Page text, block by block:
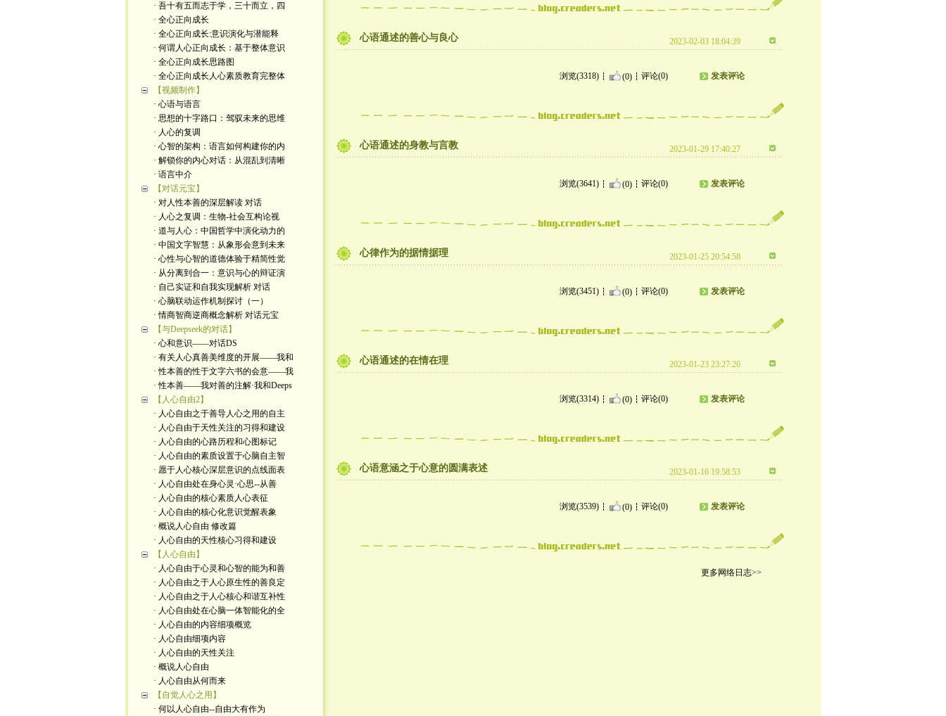
· 吾十有五而志于学，三十而立，四
· 全心正向成长
· 全心正向成长:意识演化与潜能释
· 何谓人心正向成长：基于整体意识
· 全心正向成长思路图
· 全心正向成长人心素质教育完整体
【视频制作】
· 心语与语言
· 思想的十字路口：驾驭未来的思维
· 人心的复调
· 心智的架构：语言如何构建你的内
· 解锁你的内心对话：从混乱到清晰
· 语言中介
【对话元宝】
· 对人性本善的深层解读 对话
· 人心之复调：生物-社会互构论视
· 道与人心：中国哲学中演化动力的
· 中国文字智慧：从象形会意到未来
· 心性与心智的道德体验于精简性觉
· 从分离到合一：意识与心的辩证演
· 自己实证和自我实现解析 对话
· 心脑联动运作机制探讨（一）
· 情商智商逆商概念解析 对话元宝
【与Deepseek的对话】
· 心和意识——对话DS
· 有关人心真善美维度的开展——我和
· 性本善的性于文字六书的会意——我
· 性本善——我对善的注解·我和Deeps
【人心自由2】
· 人心自由之于善导人心之用的自主
· 人心自由于天性关注的习得和建设
· 人心自由的心路历程和心图标记
· 人心自由的素质设置于心脑自主智
· 愿于人心核心深层意识的点线面表
· 人心自由处在身心灵·心思--从善
· 人心自由的核心素质人心表征
· 人心自由的核心化意识觉醒表象
· 概说人心自由 修改篇
· 人心自由的天性核心习得和建设
【人心自由】
· 人心自由于心灵和心智的能为和善
· 人心自由之于人心原生性的善良定
· 人心自由之于人心核心和谐互补性
· 人心自由处在心脑一体智能化的全
· 人心自由的内容细项概览
· 人心自由细项内容
· 人心自由的天性关注
· 概说人心自由
· 人心自由从何而来
【自觉人心之用】
· 何以人心自由--自由大有作为
心语通述的善心与良心 2023-02-03 18:04:39
浏览(3318) (0) 评论(0) 发表评论
心语通述的身教与言教 2023-01-29 17:40:27
浏览(3641) (0) 评论(0) 发表评论
心律作为的据情据理 2023-01-25 20:54:58
浏览(3451) (0) 评论(0) 发表评论
心语通述的在情在理 2023-01-23 23:27:26
浏览(3314) (0) 评论(0) 发表评论
心语意涵之于心意的圆满表述 2023-01-16 19:58:53
浏览(3539) (0) 评论(0) 发表评论
更多网络日志>>